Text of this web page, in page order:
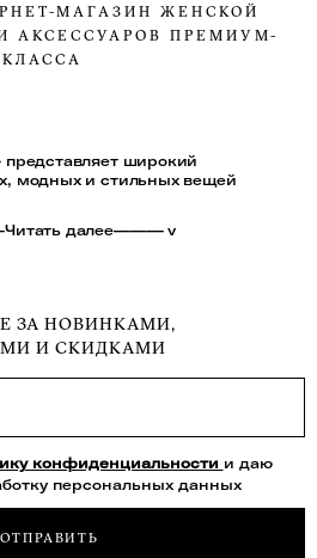
МАГАЗИН ЖЕНСКОЙ
АКСЕССУАРОВ ПРЕМИУМ-
КЛАССА
широкий
модных и стильных вещей
далее——— v
ЗА НОВИНКАМИ,
И СКИДКАМИ
конфиденциальности и даю
персональных данных
ОТПРАВИТЬ